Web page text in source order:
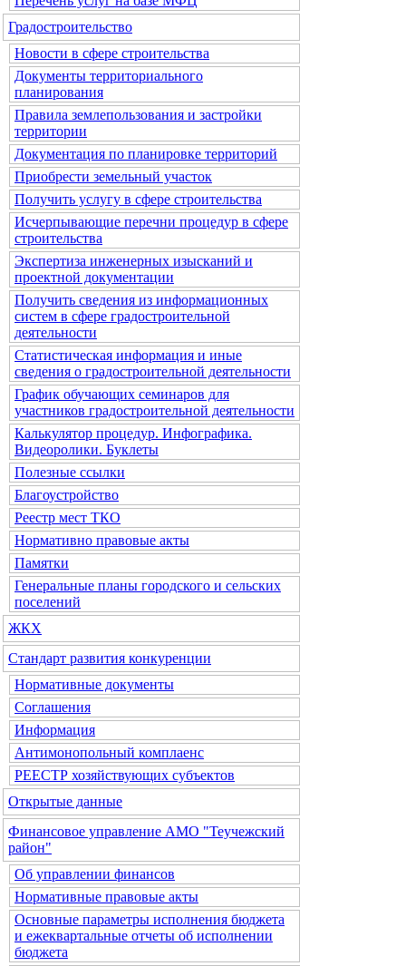
Градостроительство
Новости в сфере строительства
Документы территориального
планирования
Правила землепользования и застройки
территории
Документация по планировке территорий
Приобрести земельный участок
Получить услугу в сфере строительства
Исчерпывающие перечни процедур в сфере
строительства
Экспертиза инженерных изысканий и
проектной документации
Получить сведения из информационных
систем в сфере градостроительной
деятельности
Статистическая информация и иные
сведения о градостроительной деятельности
График обучающих семинаров для
участников градостроительной деятельности
Калькулятор процедур. Инфографика.
Видеоролики. Буклеты
Полезные ссылки
Благоустройство
Реестр мест ТКО
Нормативно правовые акты
Памятки
Генеральные планы городского и сельских
поселений
ЖКХ
Стандарт развития конкуренции
Нормативные документы
Соглашения
Информация
Антимонопольный комплаенс
РЕЕСТР хозяйствующих субъектов
Открытые данные
Финансовое управление АМО "Теучежский
район"
Об управлении финансов
Нормативные правовые акты
Основные параметры исполнения бюджета
и ежеквартальные отчеты об исполнении
бюджета